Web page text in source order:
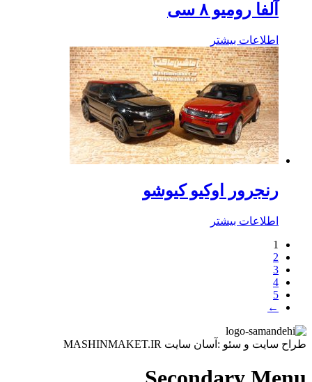
آلفا رومیو ۸ سی
اطلاعات بیشتر
رنجرور اوکیو کیوشو
اطلاعات بیشتر
1
2
3
4
5
←
طراح سایت و سئو :آسان سایت MASHINMAKET.IR